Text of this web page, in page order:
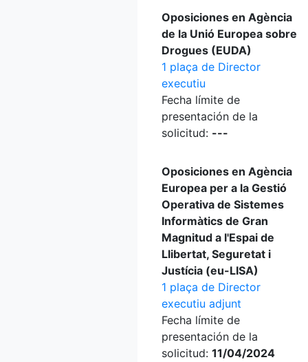
Oposiciones en Agència
de la Unió Europea sobre
Drogues (EUDA)
1 plaça de Director
executiu
Fecha límite de
presentación de la
solicitud: ---
Oposiciones en Agència
Europea per a la Gestió
Operativa de Sistemes
Informàtics de Gran
Magnitud a l'Espai de
Llibertat, Seguretat i
Justícia (eu-LISA)
1 plaça de Director
executiu adjunt
Fecha límite de
presentación de la
solicitud: 11/04/2024